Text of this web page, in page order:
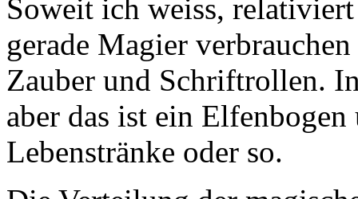
Soweit ich weiss,
gerade Magier
Zauber und Schriftrollen.
aber das ist ein
Lebenstränke oder so.